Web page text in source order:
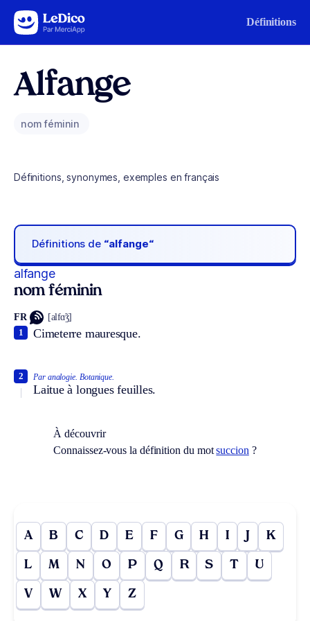
Aller au contenu Définitions
Alfange
nom féminin
Définitions, synonymes, exemples en français
Définitions de “alfange“
alfange
nom féminin
FR [alfɑ̃ʒ]
Cimeterre mauresque.
1
Par analogie. Botanique.
Laitue à longues feuilles.
2
À découvrir
Connaissez-vous la définition du motsuccion ?
A B C D E F G H I J K
L M N O P Q R S T U
V W X Y Z